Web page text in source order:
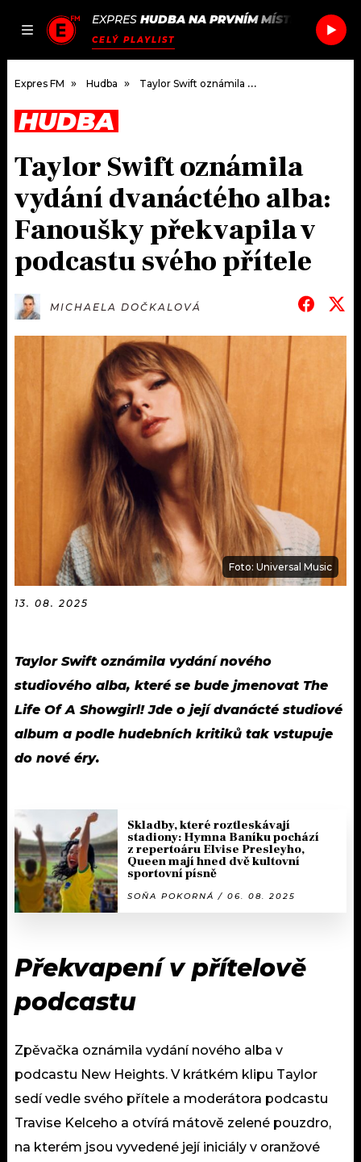
JAK
SEZNAM.CZ
EXPRES HUDBA NA PRVNÍM MÍSTĚ PEGGY
CELÝ PLAYLIST
DOMŮ
ČLÁNKY
AKTUÁLNĚ
HUDBA
ROZHOVORY
KULTURA
OSTATNÍ
PODCASTY
JAK NALADIT
RÁDIO
APLIKACE
PLAYLIST
JAK NALADIT
SOUTĚŽE
Expres FM Hudba Taylor Swift oznámila vydání dvanáctého alba: Fanoušky překvapila v podcastu svého přítele
HUDBA
Taylor Swift oznámila
vydání dvanáctého alba:
Fanoušky překvapila v
podcastu svého přítele
MICHAELA DOČKALOVÁ
Foto: Universal Music
13. 08. 2025
Taylor Swift oznámila vydání nového
studiového alba, které se bude jmenovat The
Life Of A Showgirl! Jde o její dvanácté studiové
album a podle hudebních kritiků tak vstupuje
do nové éry.
Skladby, které roztleskávají
stadiony: Hymna Baníku pochází
z repertoáru Elvise Presleyho,
Queen mají hned dvě kultovní
sportovní písně
SOŇA POKORNÁ / 06. 08. 2025
Překvapení v přítelově
podcastu
Zpěvačka oznámila vydání nového alba v
podcastu New Heights. V krátkém klipu Taylor
sedí vedle svého přítele a moderátora podcastu
Travise Kelceho a otvírá mátově zelené pouzdro,
na kterém jsou vyvedené její iniciály v oranžové